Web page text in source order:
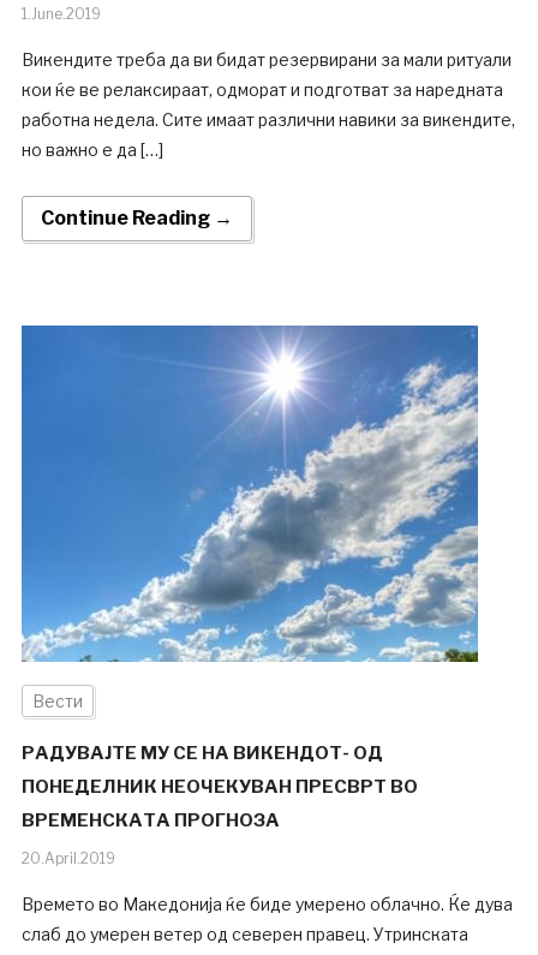
1.June.2019
Викендите треба да ви бидат резервирани за мали ритуали
кои ќе ве релаксираат, одморат и подготват за наредната
работна недела. Сите имаат различни навики за викендите,
но важно е да […]
Continue Reading →
Вести
РАДУВАЈТЕ МУ СЕ НА ВИКЕНДОТ- ОД
ПОНЕДЕЛНИК НЕОЧЕКУВАН ПРЕСВРТ ВО
ВРЕМЕНСКАТА ПРОГНОЗА
20.April.2019
Времето во Македонија ќе биде умерено облачно. Ќе дува
слаб до умерен ветер од северен правец. Утринската